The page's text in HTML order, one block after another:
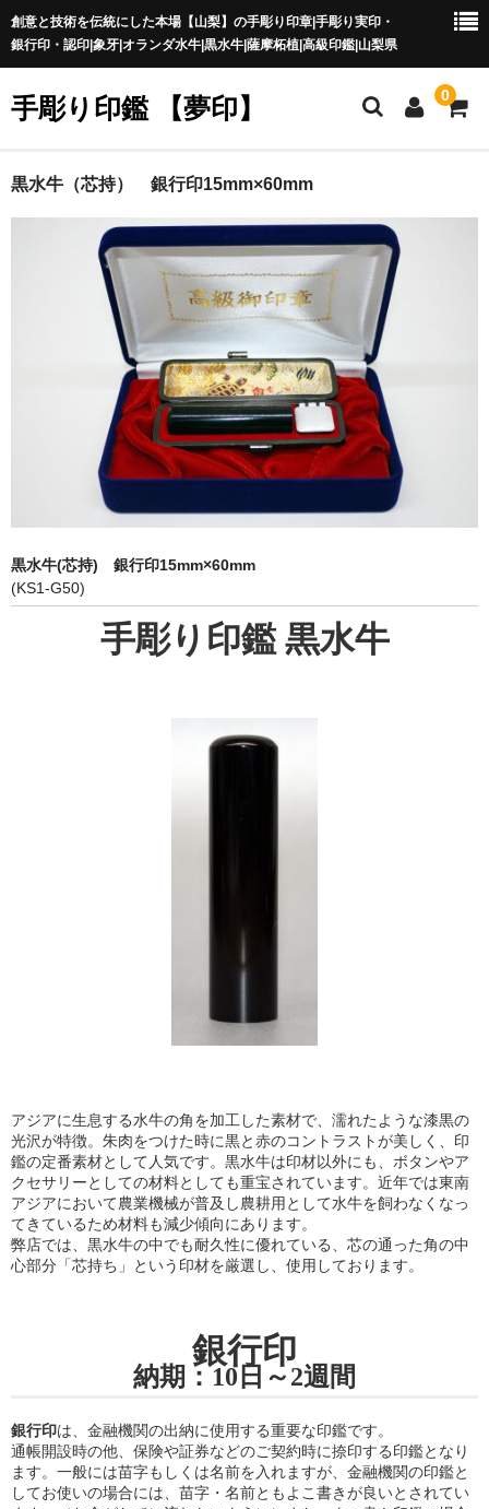
創意と技術を伝統にした本場【山梨】の手彫り印章|手彫り実印・
銀行印・認印|象牙|オランダ水牛|黒水牛|薩摩柘植|高級印鑑|山梨県
手彫り印鑑 【夢印】 0
夢印TOP
印章の本場 山梨
一級印章彫刻技能士
印鑑の書体
象牙印鑑の種類
お客様の声
ご利用案内
黒水牛（芯持） 銀行印15mm×60mm
黒水牛(芯持) 銀行印15mm×60mm
(KS1-G50)
手彫り印鑑 黒水牛
アジアに生息する水牛の角を加工した素材で、濡れたような漆黒の
光沢が特徴。朱肉をつけた時に黒と赤のコントラストが美しく、印
鑑の定番素材として人気です。黒水牛は印材以外にも、ボタンやア
クセサリーとしての材料としても重宝されています。近年では東南
アジアにおいて農業機械が普及し農耕用として水牛を飼わなくなっ
てきているため材料も減少傾向にあります。
弊店では、黒水牛の中でも耐久性に優れている、芯の通った角の中
心部分「芯持ち」という印材を厳選し、使用しております。
銀行印
納期：10日～2週間
銀行印は、金融機関の出納に使用する重要な印鑑です。
通帳開設時の他、保険や証券などのご契約時に捺印する印鑑となり
ます。一般には苗字もしくは名前を入れますが、金融機関の印鑑と
してお使いの場合には、苗字・名前ともよこ書きが良いとされてい